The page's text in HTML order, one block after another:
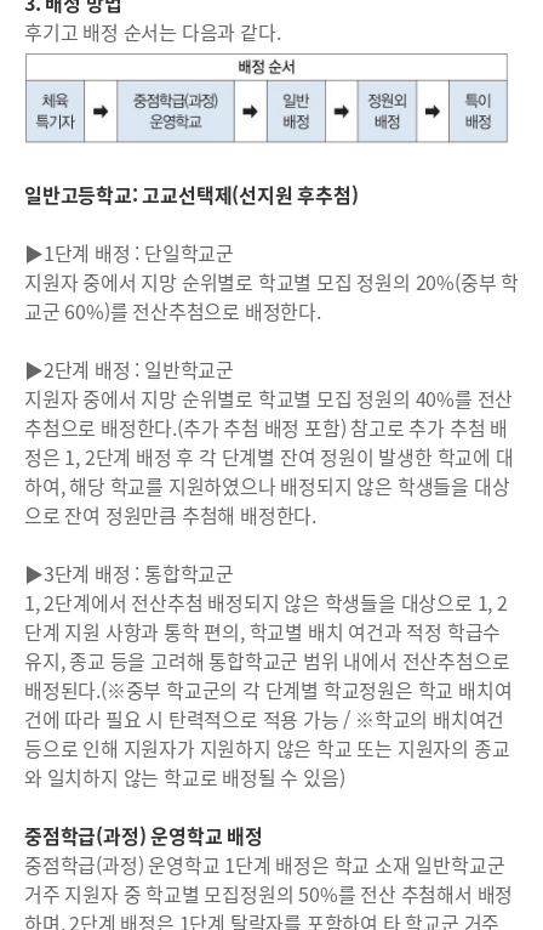
후기고 배정 순서는 다음과 같다.
일반고등학교: 고교선택제(선지원 후추첨)
▶1단계 배정 : 단일학교군
지원자 중에서 지망 순위별로 학교별 모집 정원의 20%(중부 학
교군 60%)를 전산추첨으로 배정한다.
▶2단계 배정 : 일반학교군
지원자 중에서 지망 순위별로 학교별 모집 정원의 40%를 전산
추첨으로 배정한다.(추가 추첨 배정 포함) 참고로 추가 추첨 배
정은 1, 2단계 배정 후 각 단계별 잔여 정원이 발생한 학교에 대
하여, 해당 학교를 지원하였으나 배정되지 않은 학생들을 대상
으로 잔여 정원만큼 추첨해 배정한다.
▶3단계 배정 : 통합학교군
1, 2단계에서 전산추첨 배정되지 않은 학생들을 대상으로 1, 2
단계 지원 사항과 통학 편의, 학교별 배치 여건과 적정 학급수
유지, 종교 등을 고려해 통합학교군 범위 내에서 전산추첨으로
배정된다.(※중부 학교군의 각 단계별 학교정원은 학교 배치여
건에 따라 필요 시 탄력적으로 적용 가능 / ※학교의 배치여건
등으로 인해 지원자가 지원하지 않은 학교 또는 지원자의 종교
와 일치하지 않는 학교로 배정될 수 있음)
중점학급(과정) 운영학교 배정
중점학급(과정) 운영학교 1단계 배정은 학교 소재 일반학교군
거주 지원자 중 학교별 모집정원의 50%를 전산 추첨해서 배정
하며, 2단계 배정은 1단계 탈락자를 포함하여 타 학교군 거주